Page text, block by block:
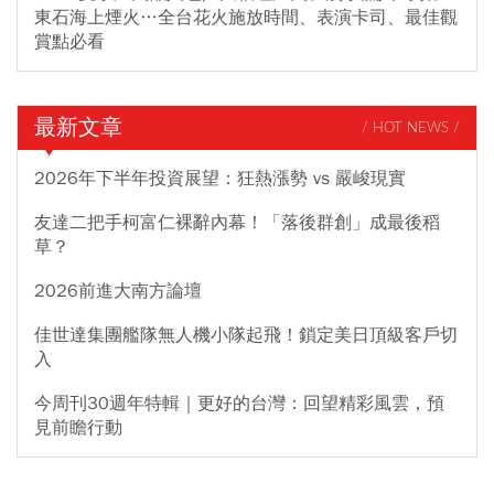
東石海上煙火…全台花火施放時間、表演卡司、最佳觀
賞點必看
最新文章 / HOT NEWS /
2026年下半年投資展望：狂熱漲勢 vs 嚴峻現實
友達二把手柯富仁裸辭內幕！「落後群創」成最後稻
草？
2026前進大南方論壇
佳世達集團艦隊無人機小隊起飛！鎖定美日頂級客戶切
入
今周刊30週年特輯｜更好的台灣：回望精彩風雲，預
見前瞻行動